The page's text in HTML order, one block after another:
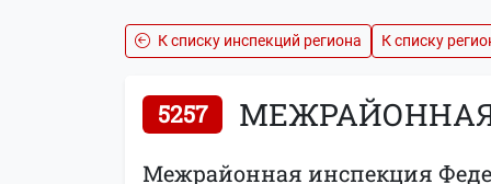
социальное
страхование по
НПД
зарплаты?
К списку инспекций региона
К списку
5257
Межрайонная инспекция